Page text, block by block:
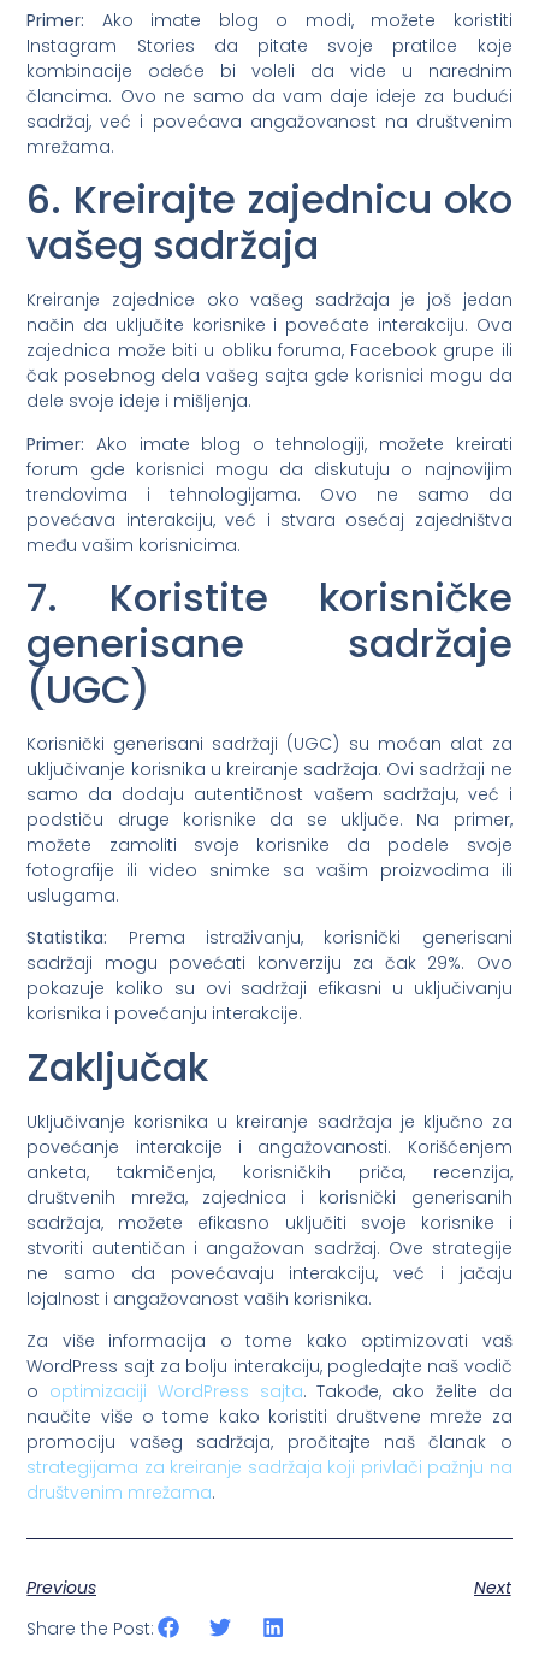
Primer: Ako imate blog o modi, možete koristiti
Instagram Stories da pitate svoje pratilce koje
kombinacije odeće bi voleli da vide u narednim
člancima. Ovo ne samo da vam daje ideje za budući
sadržaj, već i povećava angažovanost na društvenim
mrežama.
6. Kreirajte zajednicu oko
vašeg sadržaja
Kreiranje zajednice oko vašeg sadržaja je još jedan
način da uključite korisnike i povećate interakciju. Ova
zajednica može biti u obliku foruma, Facebook grupe ili
čak posebnog dela vašeg sajta gde korisnici mogu da
dele svoje ideje i mišljenja.
Primer: Ako imate blog o tehnologiji, možete kreirati
forum gde korisnici mogu da diskutuju o najnovijim
trendovima i tehnologijama. Ovo ne samo da
povećava interakciju, već i stvara osećaj zajedništva
među vašim korisnicima.
7. Koristite korisničke
generisane sadržaje
(UGC)
Korisnički generisani sadržaji (UGC) su moćan alat za
uključivanje korisnika u kreiranje sadržaja. Ovi sadržaji ne
samo da dodaju autentičnost vašem sadržaju, već i
podstiču druge korisnike da se uključe. Na primer,
možete zamoliti svoje korisnike da podele svoje
fotografije ili video snimke sa vašim proizvodima ili
uslugama.
Statistika: Prema istraživanju, korisnički generisani
sadržaji mogu povećati konverziju za čak 29%. Ovo
pokazuje koliko su ovi sadržaji efikasni u uključivanju
korisnika i povećanju interakcije.
Zaključak
Uključivanje korisnika u kreiranje sadržaja je ključno za
povećanje interakcije i angažovanosti. Korišćenjem
anketa, takmičenja, korisničkih priča, recenzija,
društvenih mreža, zajednica i korisnički generisanih
sadržaja, možete efikasno uključiti svoje korisnike i
stvoriti autentičan i angažovan sadržaj. Ove strategije
ne samo da povećavaju interakciju, već i jačaju
lojalnost i angažovanost vaših korisnika.
Za više informacija o tome kako optimizovati vaš
WordPress sajt za bolju interakciju, pogledajte naš vodič
o optimizaciji WordPress sajta. Takođe, ako želite da
naučite više o tome kako koristiti društvene mreže za
promociju vašeg sadržaja, pročitajte naš članak o
strategijama za kreiranje sadržaja koji privlači pažnju na
društvenim mrežama.
Previous
Next
Share the Post: